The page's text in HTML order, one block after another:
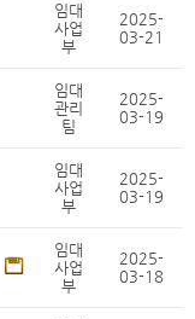
임대
사업
부
2025-
03-21
임대
관리
팀
2025-
03-19
임대
사업
부
2025-
03-19
임대
사업
부
2025-
03-18